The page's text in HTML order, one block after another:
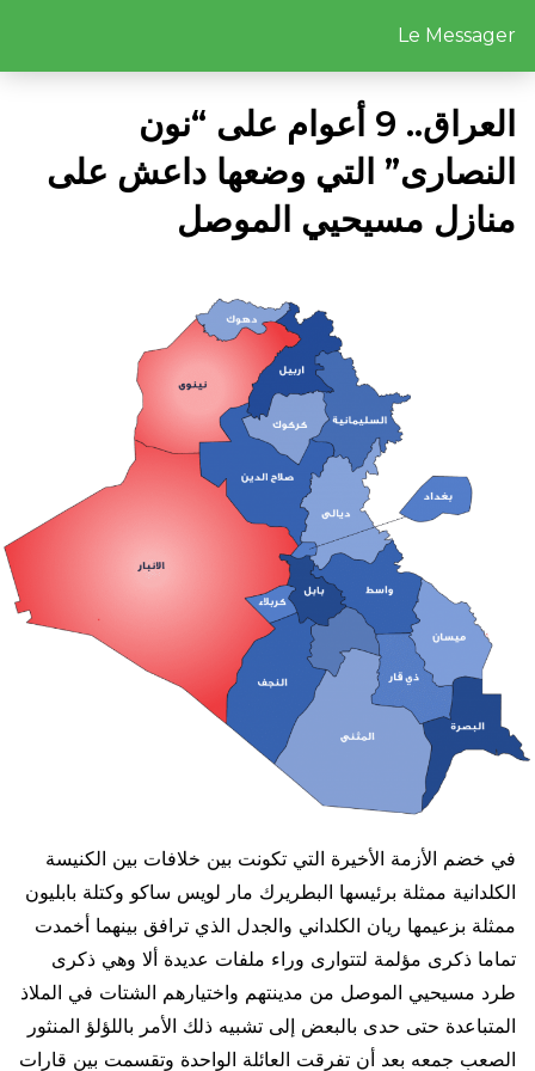
Le Messager
العراق.. 9 أعوام على “نون
النصارى” التي وضعها داعش على
منازل مسيحيي الموصل
في خضم الأزمة الأخيرة التي تكونت بين خلافات بين الكنيسة
الكلدانية ممثلة برئيسها البطريرك مار لويس ساكو وكتلة بابليون
ممثلة بزعيمها ريان الكلداني والجدل الذي ترافق بينهما أخمدت
تماما ذكرى مؤلمة لتتوارى وراء ملفات عديدة ألا وهي ذكرى
طرد مسيحيي الموصل من مدينتهم واختيارهم الشتات في الملاذ
المتباعدة حتى حدى بالبعض إلى تشبيه ذلك الأمر باللؤلؤ المنثور
الصعب جمعه بعد أن تفرقت العائلة الواحدة وتقسمت بين قارات